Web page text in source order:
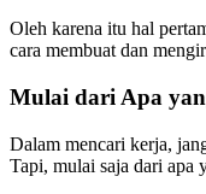
Oleh karena itu hal
cara membuat dan
Mulai dari Apa
Dalam mencari kerja,
Tapi, mulai saja dari apa